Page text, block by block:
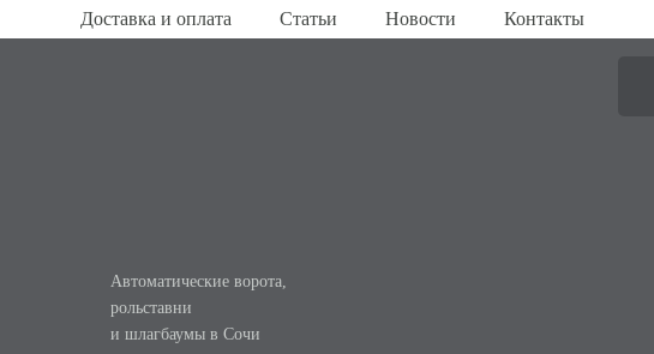
Доставка и оплата Статьи Новости Контакты
Автоматические ворота,
рольставни
и шлагбаумы в Сочи